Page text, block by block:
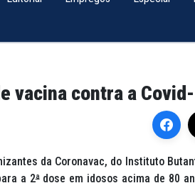
vacina contra a
da Coronavac, do Instituto
a 2ªdose em idosos acima de 80